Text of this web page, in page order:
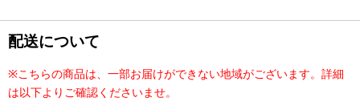
配送について
※こちらの商品は、一部お届けができない地域がございます。詳細
は以下よりご確認くださいませ。